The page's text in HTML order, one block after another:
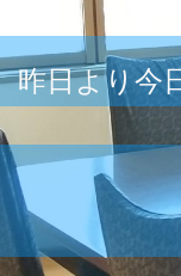
昨日より今